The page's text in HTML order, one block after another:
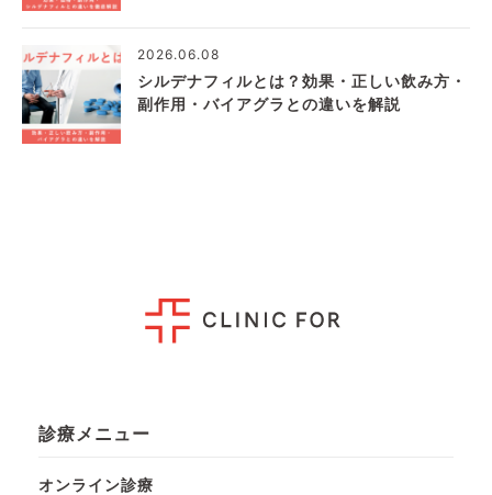
2026.06.08
シルデナフィルとは？効果・正しい飲み方・
副作用・バイアグラとの違いを解説
診療メニュー
オンライン診療